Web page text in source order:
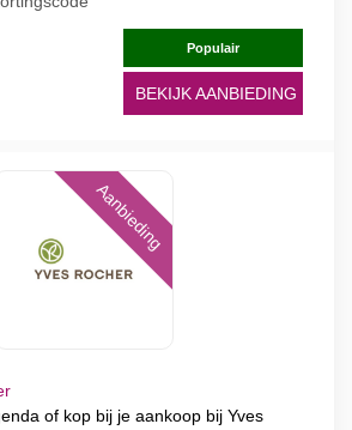
Populair
BEKIJK AANBIEDING
Aanbieding
of kop bij je aankoop bij Yves